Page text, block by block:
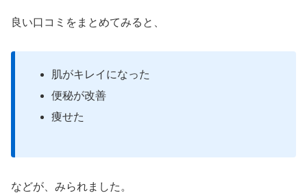
良い口コミをまとめてみると、
肌がキレイになった
便秘が改善
痩せた
などが、みられました。